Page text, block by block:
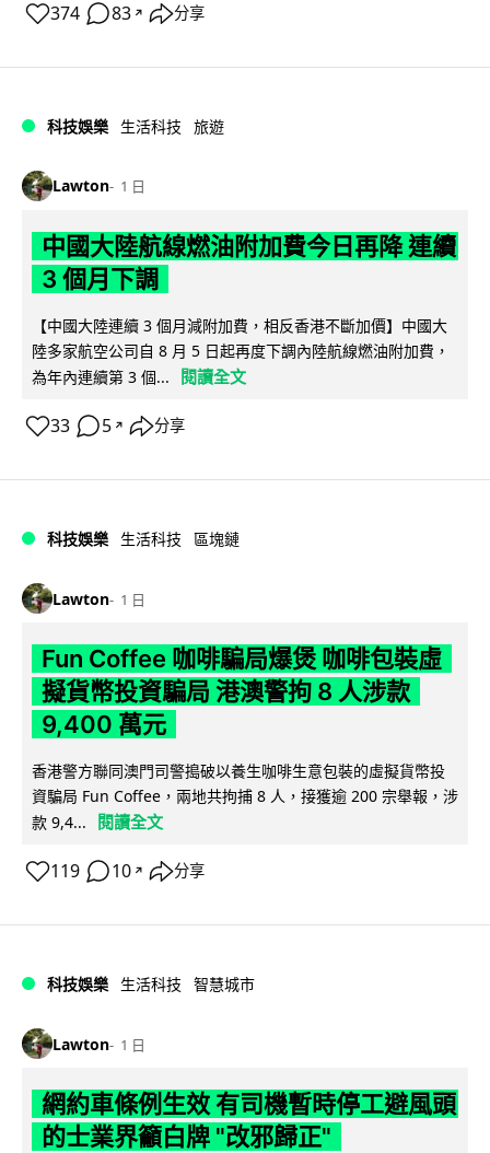
374 83 ↗ 分享
科技娛樂 生活科技 旅遊
Lawton 1 日
中國大陸航線燃油附加費今日再降 連續
3 個月下調
【中國大陸連續 3 個月減附加費，相反香港不斷加價】中國大
陸多家航空公司自 8 月 5 日起再度下調內陸航線燃油附加費，
為年內連續第 3 個...
閱讀全文
33 5 ↗ 分享
科技娛樂 生活科技 區塊鏈
Lawton 1 日
Fun Coffee 咖啡騙局爆煲 咖啡包裝虛
擬貨幣投資騙局 港澳警拘 8 人涉款
9,400 萬元
香港警方聯同澳門司警搗破以養生咖啡生意包裝的虛擬貨幣投
資騙局 Fun Coffee，兩地共拘捕 8 人，接獲逾 200 宗舉報，涉
款 9,4...
閱讀全文
119 10 ↗ 分享
科技娛樂 生活科技 智慧城市
Lawton 1 日
網約車條例生效 有司機暫時停工避風頭
的士業界籲白牌 "改邪歸正"